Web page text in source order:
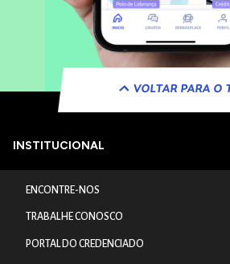
VOLTAR PARA O
INSTITUCIONAL
ENCONTRE-NOS
TRABALHE CONOSCO
PORTAL DO CREDENCIADO